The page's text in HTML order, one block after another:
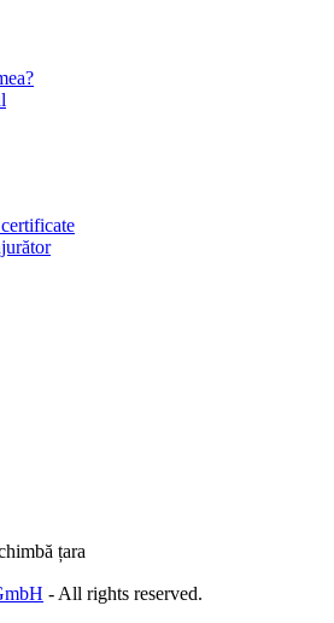
țara
- All rights reserved.